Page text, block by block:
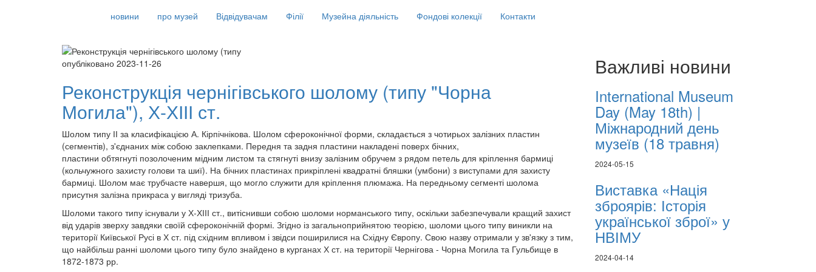
новини про музей Відвідувачам Філії Музейна діяльність Фондові колекції Контакти
опубліковано 2023-11-26
Реконструкція чернігівського шолому (типу "Чорна
Могила"), Х-ХІІІ ст.
Шолом типу ІІ за класифікацією А. Кірпічнікова. Шолом сфероконічної форми, складається з чотирьох залізних пластин
(сегментів), з'єднаних між собою заклепками. Передня та задня пластини накладені поверх бічних,
пластини обтягнуті позолоченим мідним листом та стягнуті внизу залізним обручем з рядом петель для кріплення бармиці
(кольчужного захисту голови та шиї). На бічних пластинах прикріплені квадратні бляшки (умбони) з виступами для захисту
бармиці. Шолом має трубчасте навершя, що могло служити для кріплення плюмажа. На передньому сегменті шолома
присутня залізна прикраса у вигляді тризуба.
Шоломи такого типу існували у Х-ХІІІ ст., витіснивши собою шоломи норманського типу, оскільки забезпечували кращий захист
від ударів зверху завдяки своїй сфероконічній формі. Згідно із загальноприйнятою теорією, шоломи цього типу виникли на
території Київської Русі в Х ст. під східним впливом і звідси поширилися на Східну Європу. Свою назву отримали у зв'язку з тим,
що найбільш ранні шоломи цього типу було знайдено в курганах Х ст. на території Чернігова - Чорна Могила та Гульбище в
1872-1873 рр.
Важливі новини
International Museum
Day (May 18th) |
Міжнародний день
музеїв (18 травня)
2024-05-15
Виставка «Нація
зброярів: Історія
української зброї» у
НВІМУ
2024-04-14